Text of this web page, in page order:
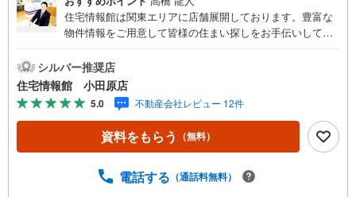
住宅情報館は関東エリアに店舗展開しております。豊富な
物件情報をご用意して皆様の住まい探しをお手伝いしてお
さい。住宅ローン相談会も同時開催中無理のない住宅ロー
ンの試算やご購入の際にかかる諸費用の概算も行っており
ます。しっかりとした資金計画のアドバイスをさせて頂き
ますので、お気軽にご相談ください。
シルバー推奨店
住宅情報館 小田原店
5.0 不動産会社レビュー 12件
資料をもらう （無料）
電話する （通話料無料）